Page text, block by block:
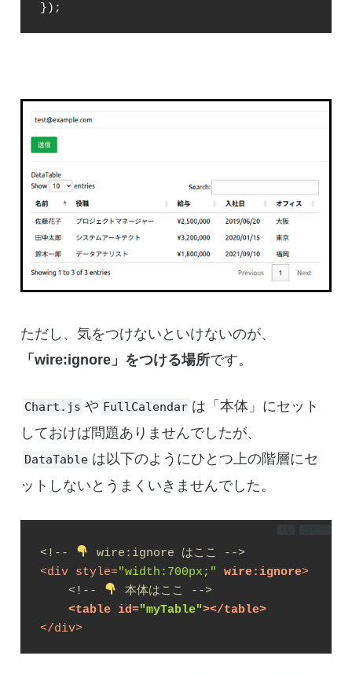
});
ただし、気をつけないといけないのが、
「wire:ignore」をつける場所です。
Chart.js や FullCalendar は「本体」にセット
しておけば問題ありませんでしたが、
DataTable は以下のようにひとつ上の階層にセ
ットしないとうまくいきませんでした。
<!--
wire:ignore はここ -->
<div style="width:700px;" wire:ignore>
<!--
本体はここ -->
<table id="myTable"></table>
</div>